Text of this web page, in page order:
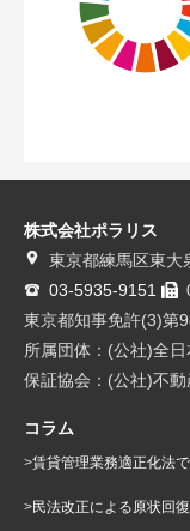
株式会社ポラリス
東京都練馬区東大
03-5935-9151
東京都知事免許(3)第
所属団体：(公社)全
保証協会：(公社)不
コラム
賃貸管理業務適正化法
民法改正による原状回